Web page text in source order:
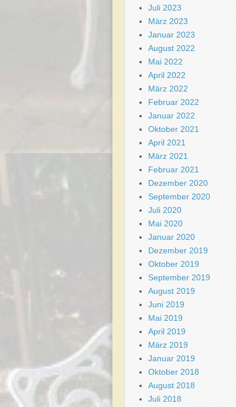
Juli 2023
März 2023
Januar 2023
August 2022
Mai 2022
April 2022
März 2022
Februar 2022
Januar 2022
Oktober 2021
April 2021
März 2021
Februar 2021
Dezember 2020
September 2020
Juli 2020
Mai 2020
Januar 2020
Dezember 2019
Oktober 2019
September 2019
August 2019
Juni 2019
Mai 2019
April 2019
März 2019
Januar 2019
Oktober 2018
August 2018
Juli 2018